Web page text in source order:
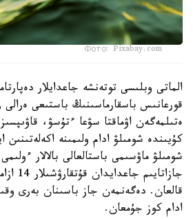
Фото: Pixabay.com
الماتى وبلىسى توتەنشە جاعدايلار
قورعانىس باسقارماسىنىڭ باستىعى ەرالى
ەتىلمەگەن اۋماقتا سۋعا ءتۇسۋ،
كۇيىندە شومىلۋ ادام ولىمىنە اكەلەتىنىن
شومىلۋ ماۋسىمى باستالعالى بالالار
ادام كوز جۇمعان.